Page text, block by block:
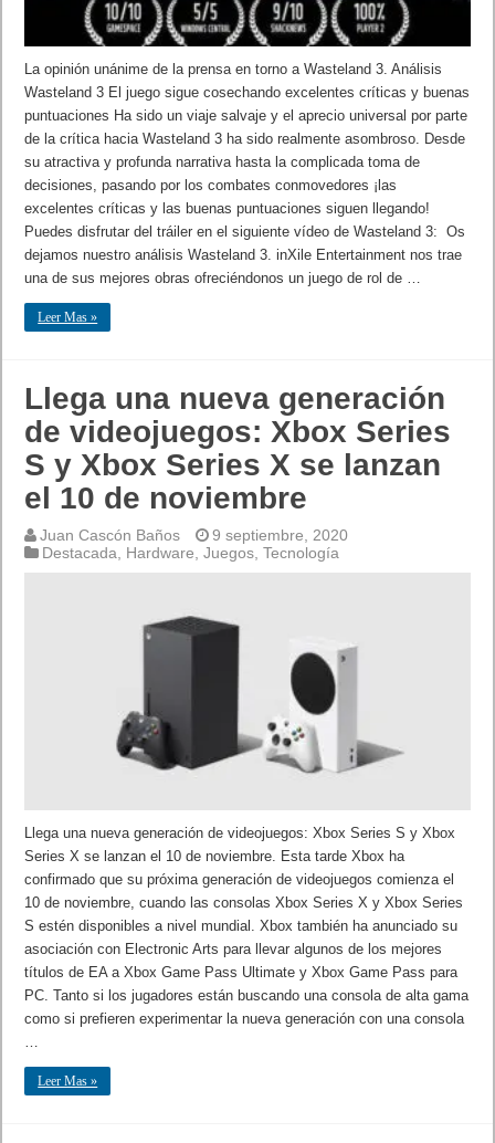
La opinión unánime de la prensa en torno a Wasteland 3. Análisis
Wasteland 3 El juego sigue cosechando excelentes críticas y buenas
puntuaciones Ha sido un viaje salvaje y el aprecio universal por parte
de la crítica hacia Wasteland 3 ha sido realmente asombroso. Desde
su atractiva y profunda narrativa hasta la complicada toma de
decisiones, pasando por los combates conmovedores ¡las
excelentes críticas y las buenas puntuaciones siguen llegando!
Puedes disfrutar del tráiler en el siguiente vídeo de Wasteland 3: Os
dejamos nuestro análisis Wasteland 3. inXile Entertainment nos trae
una de sus mejores obras ofreciéndonos un juego de rol de …
Leer Mas »
Llega una nueva generación
de videojuegos: Xbox Series
S y Xbox Series X se lanzan
el 10 de noviembre
Juan Cascón Baños
9 septiembre, 2020
Destacada
Hardware ,Juegos ,Tecnología
Llega una nueva generación de videojuegos: Xbox Series S y Xbox
Series X se lanzan el 10 de noviembre. Esta tarde Xbox ha
confirmado que su próxima generación de videojuegos comienza el
10 de noviembre, cuando las consolas Xbox Series X y Xbox Series
S estén disponibles a nivel mundial. Xbox también ha anunciado su
asociación con Electronic Arts para llevar algunos de los mejores
títulos de EA a Xbox Game Pass Ultimate y Xbox Game Pass para
PC. Tanto si los jugadores están buscando una consola de alta gama
como si prefieren experimentar la nueva generación con una consola
Leer Mas »